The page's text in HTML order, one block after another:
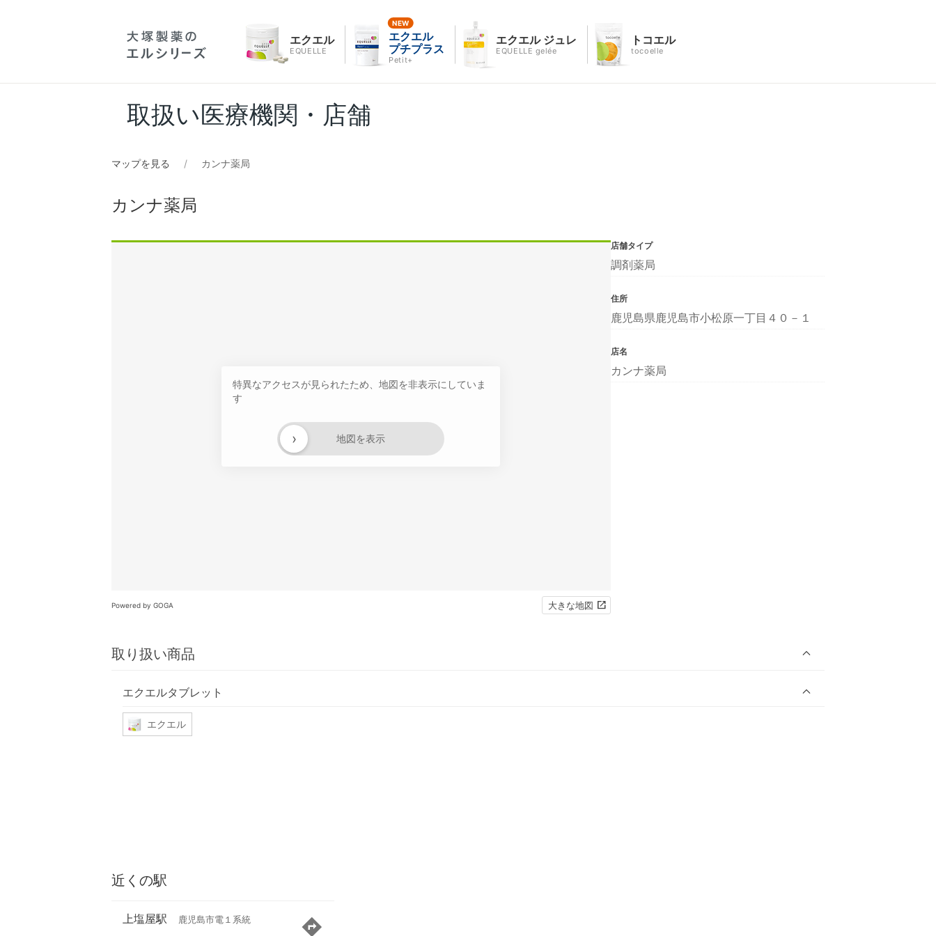
エクエル
EQUELLE
エクエル
プチプラス
Petit+
エクエル ジュレ
EQUELLE gelée
トコエル
tocoelle
取扱い医療機関・店舗
マップを見る カンナ薬局
カンナ薬局
特異なアクセスが見られたため、地図を非表示にしていま
す
地図を表示
›
Powered by GOGA 大きな地図
取り扱い商品
エクエルタブレット
エクエル
店舗タイプ
調剤薬局
住所
鹿児島県鹿児島市小松原一丁目４０－１
店名
カンナ薬局
近くの駅
上塩屋駅 鹿児島市電１系統